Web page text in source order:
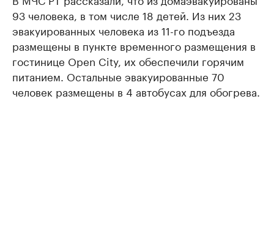
93 человека, в том числе 18 детей. Из них 23
эвакуированных человека из 11-го подъезда
размещены в пункте временного размещения в
гостинице Open City, их обеспечили горячим
питанием. Остальные эвакуированные 70
человек размещены в 4 автобусах для обогрева.